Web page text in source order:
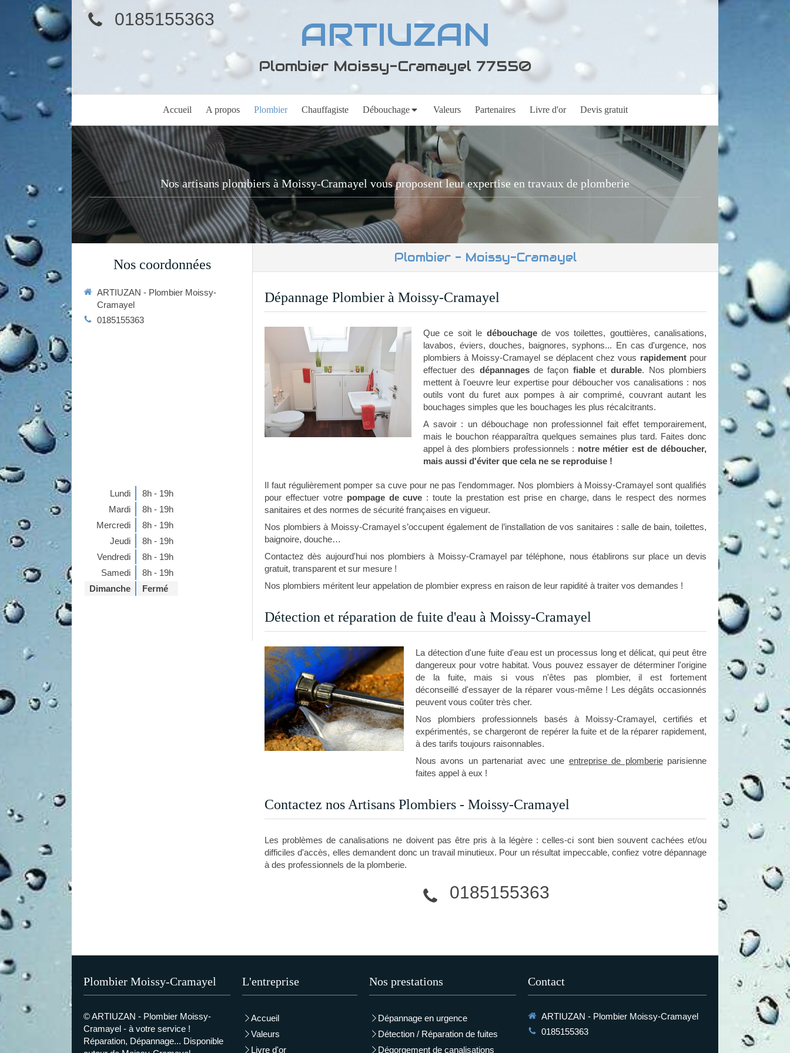
0185155363 ARTIUZAN
Plombier Moissy-Cramayel 77550
Accueil A propos Plombier Chauffagiste Débouchage Valeurs Partenaires Livre d'or Devis gratuit
Nos artisans plombiers à Moissy-Cramayel vous proposent leur expertise en travaux de plomberie
Plombier - Moissy-Cramayel
Dépannage Plombier à Moissy-Cramayel
Que ce soit le débouchagede vos toilettes, gouttières, canalisations,
lavabos, éviers, douches, baignores, syphons... En cas d'urgence, nos
plombiers à Moissy-Cramayel se déplacent chez vous rapidementpour
effectuer des dépannagesde façon fiableetdurable. Nos plombiers
mettent à l'oeuvre leur expertise pour déboucher vos canalisations : nos
outils vont du furet aux pompes à air comprimé, couvrant autant les
bouchages simples que les bouchages les plus récalcitrants.
A savoir : un débouchage non professionnel fait effet temporairement,
mais le bouchon réapparaîtra quelques semaines plus tard. Faites donc
appel à des plombiers professionnels : notre métier est de déboucher,
mais aussi d'éviter que cela ne se reproduise !
Il faut régulièrement pomper sa cuve pour ne pas l'endommager. Nos plombiers à Moissy-Cramayel sont qualifiés
pour effectuer votre pompage de cuve : toute la prestation est prise en charge, dans le respect des normes
sanitaires et des normes de sécurité françaises en vigueur.
Nos plombiers à Moissy-Cramayel s’occupent également de l’installation de vos sanitaires : salle de bain, toilettes,
baignoire, douche…
Contactez dès aujourd'hui nos plombiers à Moissy-Cramayel par téléphone, nous établirons sur place un devis
gratuit, transparent et sur mesure !
Nos plombiers méritent leur appelation de plombier express en raison de leur rapidité à traiter vos demandes !
Détection et réparation de fuite d'eau à Moissy-Cramayel
La détection d'une fuite d'eau est un processus long et délicat, qui peut être
dangereux pour votre habitat. Vous pouvez essayer de déterminer l'origine
de la fuite, mais si vous n'êtes pas plombier, il est fortement
déconseillé d'essayer de la réparer vous-même ! Les dégâts occasionnés
peuvent vous coûter très cher.
Nos plombiers professionnels basés à Moissy-Cramayel, certifiés et
expérimentés, se chargeront de repérer la fuite et de la réparer rapidement,
à des tarifs toujours raisonnables.
Nous avons un partenariat avec une entreprise de plomberieparisienne
faites appel à eux !
Contactez nos Artisans Plombiers - Moissy-Cramayel
Les problèmes de canalisations ne doivent pas être pris à la légère : celles-ci sont bien souvent cachées et/ou
difficiles d'accès, elles demandent donc un travail minutieux. Pour un résultat impeccable, confiez votre dépannage
à des professionnels de la plomberie.
0185155363
Nos coordonnées
ARTIUZAN - Plombier Moissy-
Cramayel
0185155363
Lundi
8h - 19h
Mardi
8h - 19h
Mercredi
8h - 19h
Jeudi
8h - 19h
Vendredi
8h - 19h
Samedi
8h - 19h
Dimanche
Fermé
Plombier Moissy-Cramayel
© ARTIUZAN - Plombier Moissy-
Cramayel - à votre service !
Réparation, Dépannage... Disponible
L'entreprise
Accueil
Valeurs
Livre d'or
Nos prestations
Dépannage en urgence
Détection / Réparation de fuites
Dégorgement de canalisations
Contact
ARTIUZAN - Plombier Moissy-Cramayel
0185155363